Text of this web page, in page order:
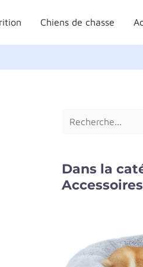
Chiens de chasse
e
c
e
r
Dans la